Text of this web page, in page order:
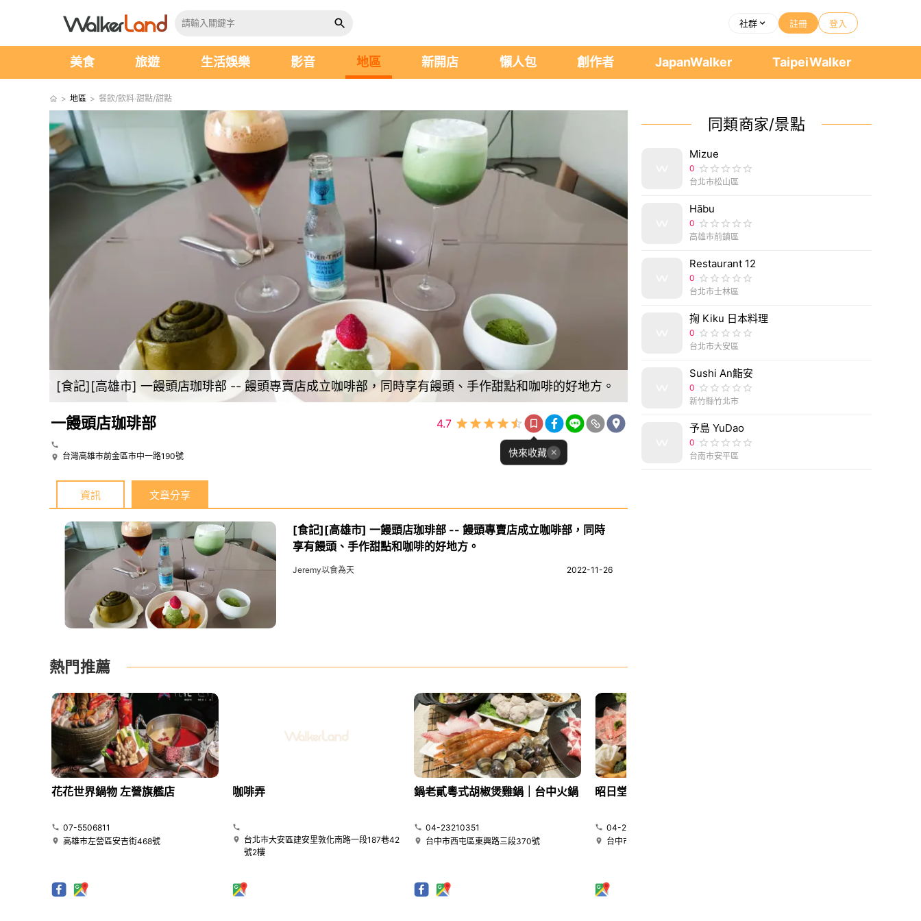
社群 註冊 登入
美食 旅遊 生活娛樂 影音 地區 新開店 懶人包 創作者 JapanWalker TaipeiWalker
> 地區 > 餐飲/飲料‧甜點/甜點
[食記][高雄市] 一饅頭店珈琲部 -- 饅頭專賣店成立咖啡部，同時享有饅頭、手作甜點和咖啡的好地方。 [食記][高雄市] 一饅頭店珈琲部 -- 饅頭專賣店成立
一饅頭店珈琲部
台灣高雄市前金區市中一路190號
4.7
快來收藏
資訊 文章分享
[食記][高雄市] 一饅頭店珈琲部 -- 饅頭專賣店成立咖啡部，同時
享有饅頭、手作甜點和咖啡的好地方。
Jeremy以食為天 2022-11-26
熱門推薦
花花世界鍋物 左營旗艦店
07-5506811
高雄市左營區安吉街468號
咖啡弄
台北市大安區建安里敦化南路一段187巷42
號2樓
鍋老貳粵式胡椒煲雞鍋｜台中火鍋
04-23210351
台中市西屯區東興路三段370號
昭日堂鍋煮｜台中火鍋
04-22580269
台中市南屯區大墩十一街345號
同類商家/景點
Mizue
0
台北市松山區
Hābu
0
高雄市前鎮區
Restaurant 12
0
台北市士林區
掬 Kiku 日本料理
0
台北市大安區
Sushi An鮨安
0
新竹縣竹北市
予島 YuDao
0
台南市安平區